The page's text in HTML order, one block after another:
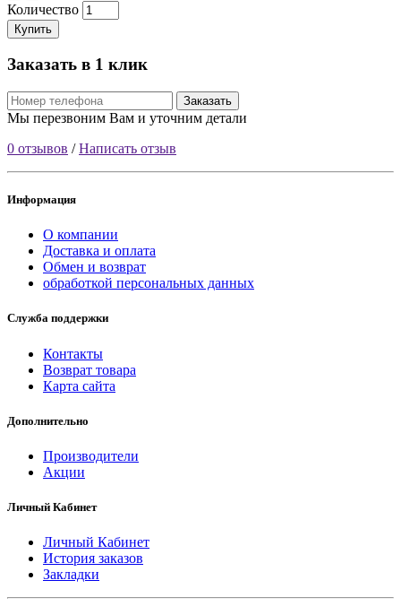
Количество
Купить
Заказать в 1 клик
Заказать
Мы перезвоним Вам и уточним детали
0 отзывов /Написать отзыв
Информация
О компании
Доставка и оплата
Обмен и возврат
обработкой персональных данных
Служба поддержки
Контакты
Возврат товара
Карта сайта
Дополнительно
Производители
Акции
Личный Кабинет
Личный Кабинет
История заказов
Закладки